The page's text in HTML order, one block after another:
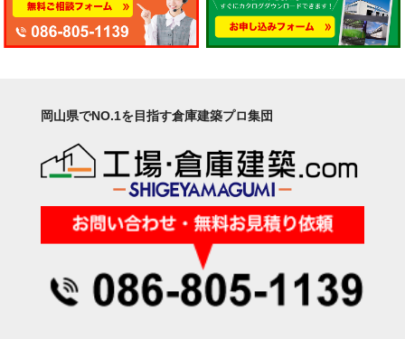
岡山県でNO.1を目指す倉庫建築プロ集団